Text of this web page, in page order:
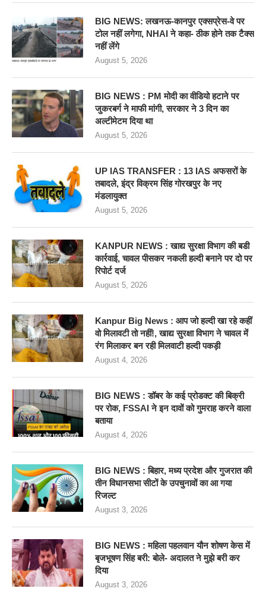
BIG NEWS: लखनऊ-कानपुर एक्सप्रेस-वे पर
टोल नहीं लगेगा, NHAI ने कहा- ठीक होने तक टैक्स
नहीं लेंगे
August 5, 2026
BIG NEWS : PM मोदी का वीडियो हटाने पर
जुकरबर्ग ने माफी मांगी, सरकार ने 3 दिन का
अल्टीमेटम दिया था
August 5, 2026
UP IAS TRANSFER : 13 IAS अफसरों के
तबादले, इंद्र विक्रम सिंह गोरखपुर के नए
मंडलायुक्त
August 5, 2026
KANPUR NEWS : खाद्य सुरक्षा विभाग की बडी
कार्रवाई, चावल पीसकर नकली हल्दी बनाने पर दो पर
रिपोर्ट दर्ज
August 5, 2026
Kanpur Big News : आप जो हल्दी खा रहे कहीं
वो मिलावटी तो नहीं!, खाद्य सुरक्षा विभाग ने चावल में
रंग मिलाकर बन रही मिलवाटी हल्दी पकड़ी
August 4, 2026
BIG NEWS : डॉबर के कई प्रोडक्ट की बिक्री
पर रोक, FSSAI ने इन दावों को गुमराह करने वाला
बताया
August 4, 2026
BIG NEWS : बिहार, मध्य प्रदेश और गुजरात की
तीन विधानसभा सीटों के उपचुनावों का आ गया
रिजल्ट
August 3, 2026
BIG NEWS : महिला पहलवान यौन शोषण केस में
बृजभूषण सिंह बरी: बोले- अदालत ने मुझे बरी कर
दिया
August 3, 2026